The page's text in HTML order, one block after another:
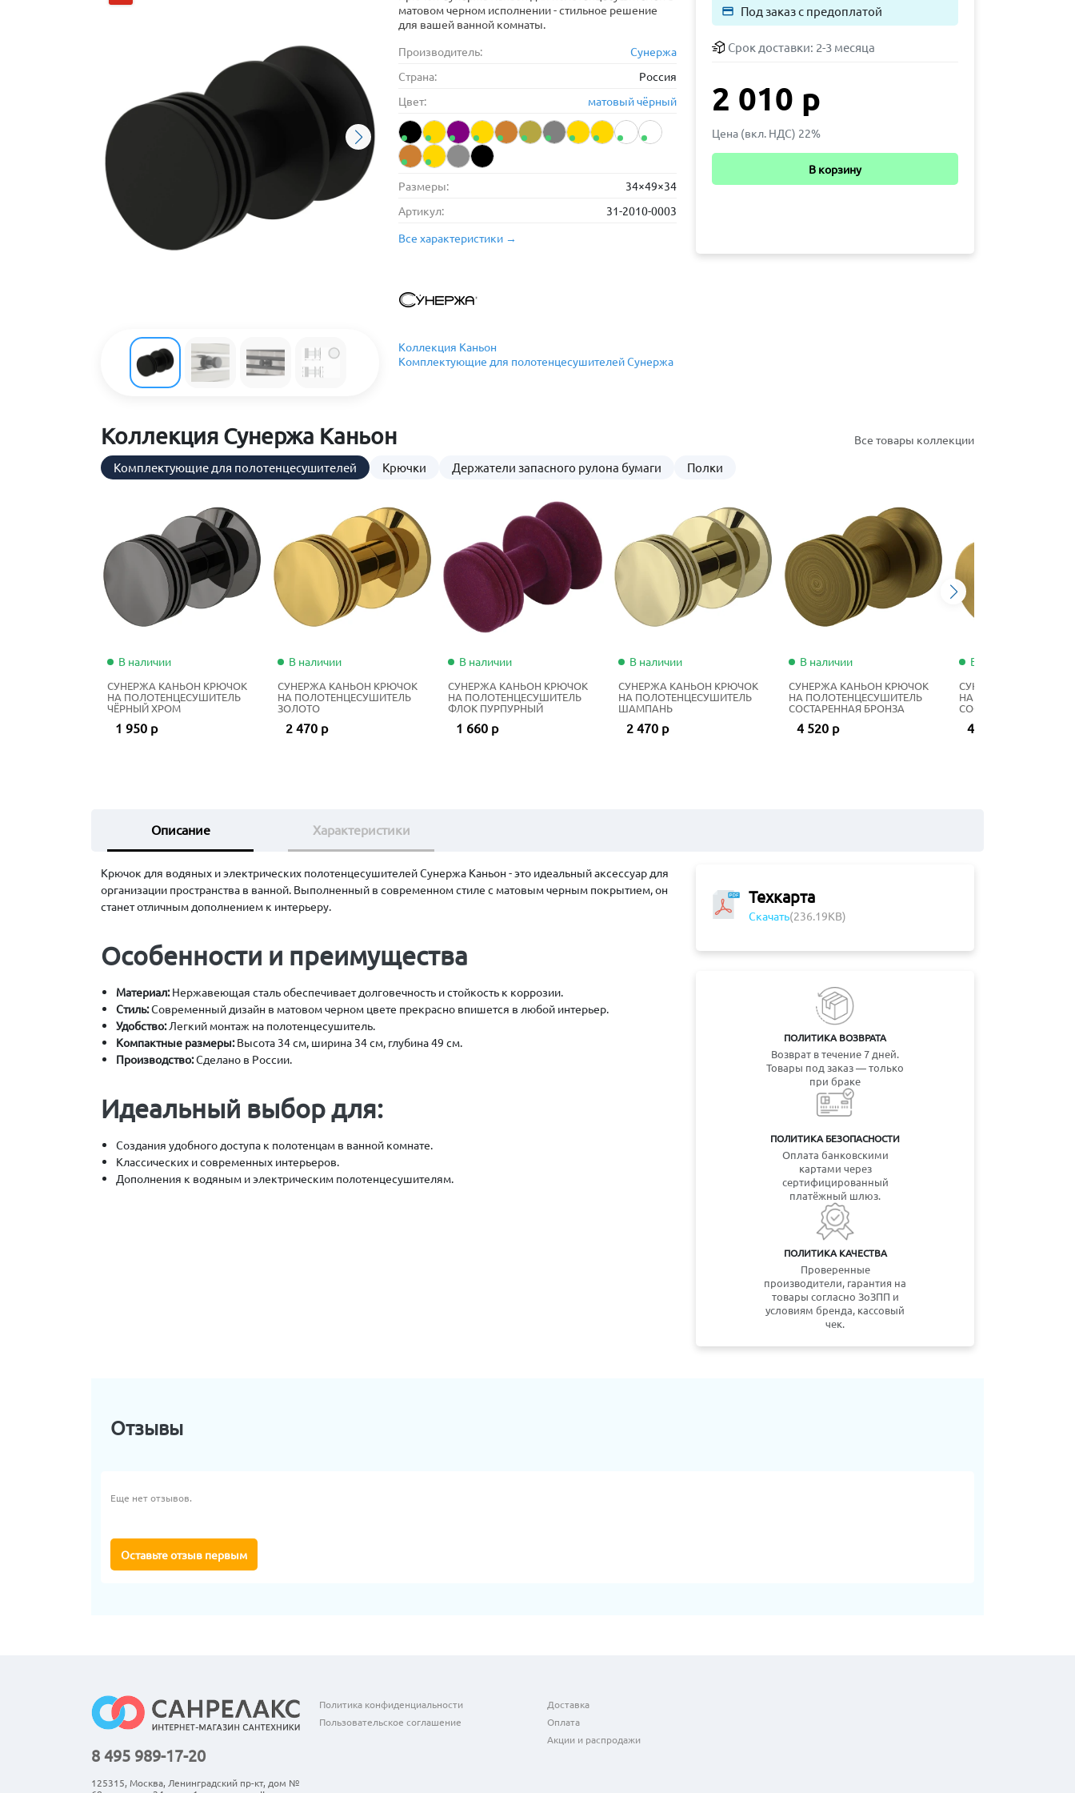
матовом черном исполнении - стильное решение
для вашей ванной комнаты.
Производитель:
Сунержа
Страна:
Россия
Цвет:
матовый чёрный
Размеры:
34×49×34
Артикул:
31-2010-0003
Все характеристики →
Коллекция Каньон
Комплектующие для полотенцесушителей Сунержа
payment Под заказ с предоплатой
Срок доставки: 2-3 месяца
2 010 р
Цена (вкл. НДС) 22%
В корзину
Коллекция Сунержа Каньон Все товары коллекции
Комплектующие для полотенцесушителей Крючки Держатели запасного рулона бумаги Полки
В наличии
СУНЕРЖА КАНЬОН КРЮЧОК
НА ПОЛОТЕНЦЕСУШИТЕЛЬ
ЧЁРНЫЙ ХРОМ
1 950 р
В наличии
СУНЕРЖА КАНЬОН КРЮЧОК
НА ПОЛОТЕНЦЕСУШИТЕЛЬ
ЗОЛОТО
2 470 р
В наличии
СУНЕРЖА КАНЬОН КРЮЧОК
НА ПОЛОТЕНЦЕСУШИТЕЛЬ
ФЛОК ПУРПУРНЫЙ
1 660 р
В наличии
СУНЕРЖА КАНЬОН КРЮЧОК
НА ПОЛОТЕНЦЕСУШИТЕЛЬ
ШАМПАНЬ
2 470 р
В наличии
СУНЕРЖА КАНЬОН КРЮЧОК
НА ПОЛОТЕНЦЕСУШИТЕЛЬ
СОСТАРЕННАЯ БРОНЗА
4 520 р
В наличии
СУНЕРЖА КАНЬОН
НА
СОСТАРЕННАЯ ЛАТУНЬ
4 150 р
Описание Характеристики
Техкарта
Скачать(236.19KB)
ПОЛИТИКА ВОЗВРАТА
Возврат в течение 7 дней.
Товары под заказ — только
при браке
ПОЛИТИКА БЕЗОПАСНОСТИ
Оплата банковскими
картами через
сертифицированный
платёжный шлюз.
ПОЛИТИКА КАЧЕСТВА
Проверенные
производители, гарантия на
товары согласно ЗоЗПП и
условиям бренда, кассовый
чек.
Крючок для водяных и электрических полотенцесушителей Сунержа Каньон - это идеальный аксессуар для
организации пространства в ванной. Выполненный в современном стиле с матовым черным покрытием, он
станет отличным дополнением к интерьеру.
Особенности и преимущества
Материал:Нержавеющая сталь обеспечивает долговечность и стойкость к коррозии.
Стиль:Современный дизайн в матовом черном цвете прекрасно впишется в любой интерьер.
Удобство:Легкий монтаж на полотенцесушитель.
Компактные размеры:Высота 34 см, ширина 34 см, глубина 49 см.
Производство:Сделано в России.
Идеальный выбор для:
Создания удобного доступа к полотенцам в ванной комнате.
Классических и современных интерьеров.
Дополнения к водяным и электрическим полотенцесушителям.
Отзывы
Еще нет отзывов.
Оставьте отзыв первым
8 495 989-17-20
125315, Москва, Ленинградский пр-кт, дом №
Политика конфиденциальности
Пользовательское соглашение
Доставка
Оплата
Акции и распродажи